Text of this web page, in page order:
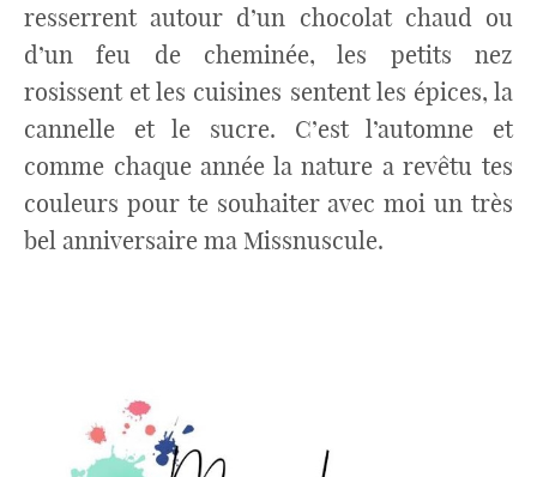
resserrent autour d’un chocolat chaud ou
d’un feu de cheminée, les petits nez
rosissent et les cuisines sentent les épices, la
cannelle et le sucre. C’est l’automne et
comme chaque année la nature a revêtu tes
couleurs pour te souhaiter avec moi un très
bel anniversaire ma Missnuscule.